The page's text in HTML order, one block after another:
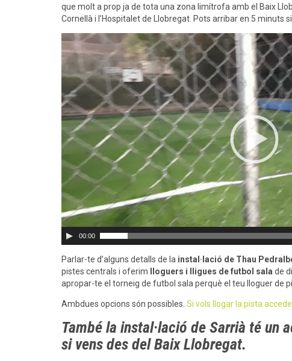
que molt a prop ja de tota una zona limítrofa amb el Baix
Cornellà i l’Hospitalet de Llobregat. Pots arribar en 5
Reproductor
de
vídeo
00:00
Parlar-te d’alguns detalls de la instal·lació de Thau
pistes centrals i oferim
lloguers i lligues de futbol sala de
apropar-te el torneig de futbol sala perquè el teu lloguer de
Ambdues opcions són possibles. Si vols llogar la pista
També la instal·lació de Sarrià té un
si vens des del Baix Llobregat.